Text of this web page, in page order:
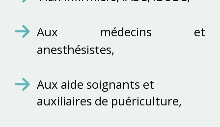
Aux médecins et
anesthésistes,
Aux aide soignants et
auxiliaires de puériculture,